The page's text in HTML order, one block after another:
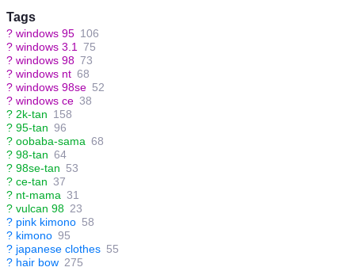
Tags
? windows 95 106
? windows 3.1
75
? windows 98 73
? windows nt 68
? windows 98se 52
? windows ce 38
? 2k-tan 158
? 95-tan 96
? oobaba-sama 68
? 98-tan 64
? 98se-tan 53
? ce-tan 37
? nt-mama 31
? vulcan 98 23
? pink kimono 58
? kimono 95
? japanese clothes 55
? hair bow 275